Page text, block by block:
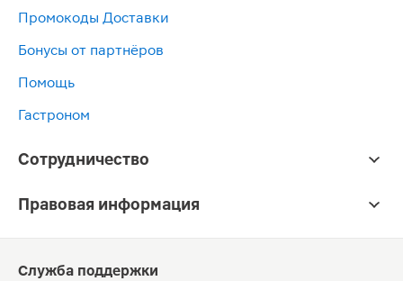
Промокоды Доставки
Бонусы от партнёров
Помощь
Гастроном
Сотрудничество
Правовая информация
Служба поддержки